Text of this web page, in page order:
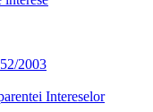
2003
Intereselor